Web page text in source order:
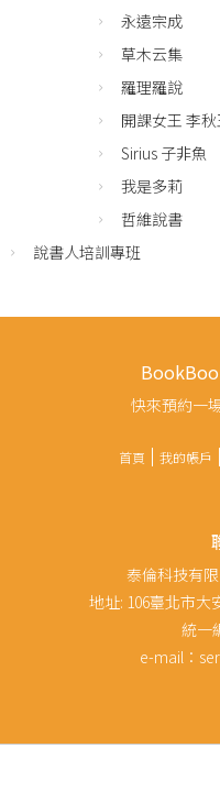
永遠宗成
草木云集
羅理羅說
開課女王 李秋
Sirius 子非魚
我是多莉
哲維說書
說書人培訓專班
快來預約一
首頁 我的帳戶
泰倫科技有
地址: 106臺北市大
統一
e-mail：